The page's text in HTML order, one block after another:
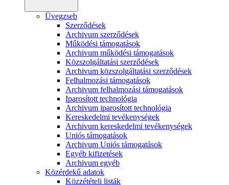
Üvegzseb
Szerződések
Archivum szerződések
Működési támogatások
Archivum működési támogatások
Közszolgáltatási szerződések
Archivum közszolgáltatási szerződések
Felhalmozási támogatások
Archivum felhalmozási támogatások
Iparosított technológia
Archivum iparosított technológia
Kereskedelmi tevékenységek
Archivum kereskedelmi tevékenységek
Uniós támogatások
Archivum Uniós támogatások
Egyéb kifizetések
Archivum egyéb
Közérdekű adatok
Közzétételi listák